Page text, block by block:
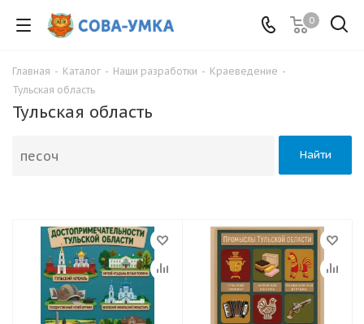
0
Главная - Каталог - Наши разработки - Краеведение -
Тульская область
Тульская область
Найти